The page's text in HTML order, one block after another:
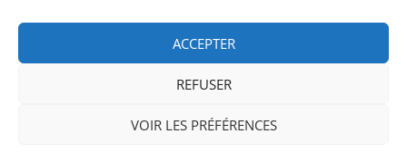
ACCEPTER
REFUSER
VOIR LES PRÉFÉRENCES